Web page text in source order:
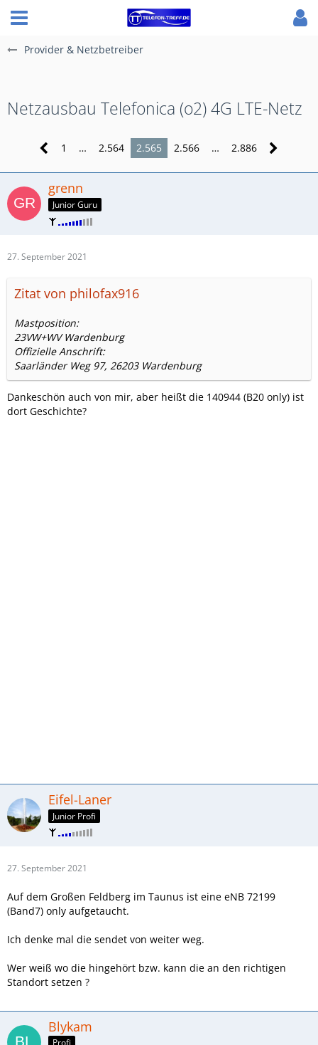
Provider & Netzbetreiber
Netzausbau Telefonica (o2) 4G LTE-Netz
1 … 2.564 2.565 2.566 … 2.886
grenn
Junior Guru
27. September 2021
Zitat von philofax916
Mastposition:
23VW+WV Wardenburg
Offizielle Anschrift:
Saarländer Weg 97, 26203 Wardenburg
Dankeschön auch von mir, aber heißt die 140944 (B20 only) ist
dort Geschichte?
Eifel-Laner
Junior Profi
27. September 2021
Auf dem Großen Feldberg im Taunus ist eine eNB 72199
(Band7) only aufgetaucht.
Ich denke mal die sendet von weiter weg.
Wer weiß wo die hingehört bzw. kann die an den richtigen
Standort setzen ?
Blykam